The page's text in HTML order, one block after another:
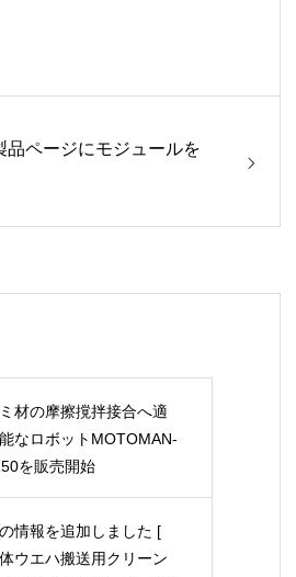
品ページにモジュールを
材の摩擦撹拌接合へ適
なロボットMOTOMAN-
を販売開始
情報を追加しました [
ウエハ搬送用クリーン